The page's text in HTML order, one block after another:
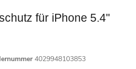
für iPhone 5.4"
4029948103853